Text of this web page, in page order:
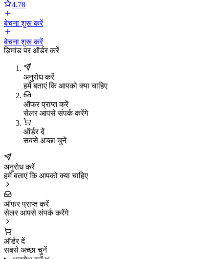
4.78
बेचना शुरू करें
बेचना शुरू करें
डिमांड पर ऑर्डर करें
अनुरोध करें
हमें बताएं कि आपको क्या चाहिए
ऑफर प्राप्त करें
सेलर आपसे संपर्क करेंगे
ऑर्डर दें
सबसे अच्छा चुनें
अनुरोध करें
हमें बताएं कि आपको क्या चाहिए
ऑफर प्राप्त करें
सेलर आपसे संपर्क करेंगे
ऑर्डर दें
सबसे अच्छा चुनें